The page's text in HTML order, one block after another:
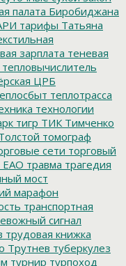
палата Биробиджана
тарифы Татьяна
зарплата теневая
тепловычислитель
ЦРБ
теплотрасса
технологии
тигр ТИК Тимченко
томограф
сети торговый
травма трагедия
мост
марафон
транспортная
сигнал
трудовая книжка
Трутнев туберкулез
турнир турпоход